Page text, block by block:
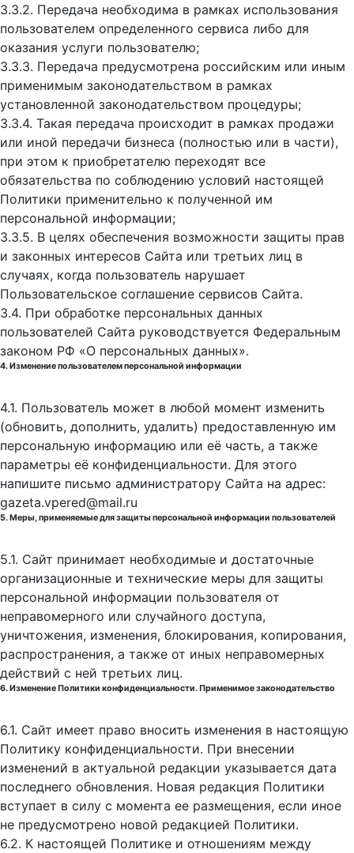
3.3.2. Передача необходима в рамках использования
пользователем определенного сервиса либо для
оказания услуги пользователю;
3.3.3. Передача предусмотрена российским или иным
применимым законодательством в рамках
установленной законодательством процедуры;
3.3.4. Такая передача происходит в рамках продажи
или иной передачи бизнеса (полностью или в части),
при этом к приобретателю переходят все
обязательства по соблюдению условий настоящей
Политики применительно к полученной им
персональной информации;
3.3.5. В целях обеспечения возможности защиты прав
и законных интересов Сайта или третьих лиц в
случаях, когда пользователь нарушает
Пользовательское соглашение сервисов Сайта.
3.4. При обработке персональных данных
пользователей Сайта руководствуется Федеральным
законом РФ «О персональных данных».
4. Изменение пользователем персональной информации
4.1. Пользователь может в любой момент изменить
(обновить, дополнить, удалить) предоставленную им
персональную информацию или её часть, а также
параметры её конфиденциальности. Для этого
напишите письмо администратору Сайта на адрес:
gazeta.vpered@mail.ru
5. Меры, применяемые для защиты персональной информации пользователей
5.1. Сайт принимает необходимые и достаточные
организационные и технические меры для защиты
персональной информации пользователя от
неправомерного или случайного доступа,
уничтожения, изменения, блокирования, копирования,
распространения, а также от иных неправомерных
действий с ней третьих лиц.
6. Изменение Политики конфиденциальности. Применимое законодательство
6.1. Сайт имеет право вносить изменения в настоящую
Политику конфиденциальности. При внесении
изменений в актуальной редакции указывается дата
последнего обновления. Новая редакция Политики
вступает в силу с момента ее размещения, если иное
не предусмотрено новой редакцией Политики.
6.2. К настоящей Политике и отношениям между